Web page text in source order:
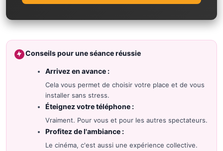
Conseils pour une séance réussie
Arrivez en avance :
Cela vous permet de choisir votre place et de vous
installer sans stress.
Éteignez votre téléphone :
Vraiment. Pour vous et pour les autres spectateurs.
Profitez de l'ambiance :
Le cinéma, c'est aussi une expérience collective.